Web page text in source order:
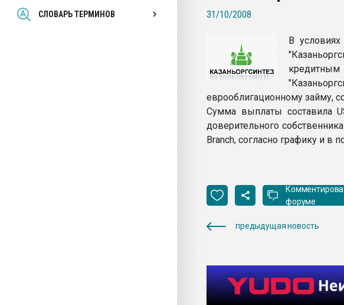
СЛОВАРЬ ТЕРМИНОВ
Всё, что касается выдува ПЭТ
бутылок
ПЕРЕЙТИ НА ФОРУМ
31/10/2008
В
еврооблигационному займу,
Сумма выплаты составила
доверительного
Branch, согласно графику и в
форуме
предыдущая новость